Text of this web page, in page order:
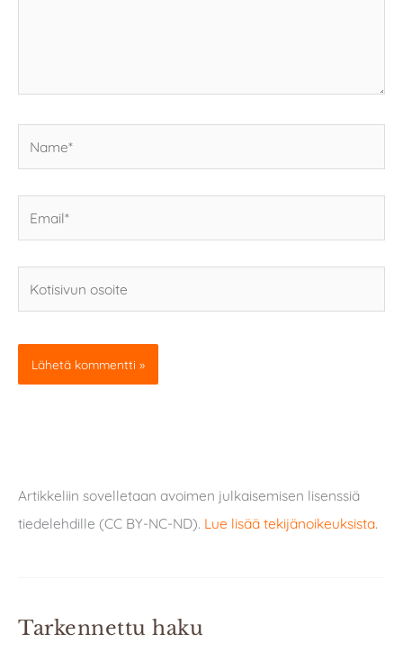
osoite
Artikkeliin sovelletaan avoimen julkaisemisen lisenssiä
tiedelehdille (CC BY-NC-ND). Lue lisää tekijänoikeuksista.
Tarkennettu haku